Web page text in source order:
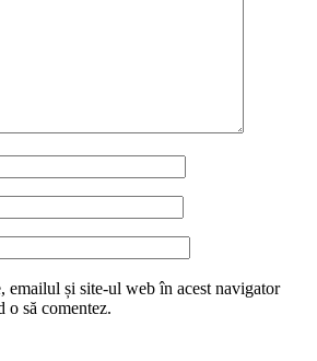
emailul și site-ul web în acest navigator
o să comentez.